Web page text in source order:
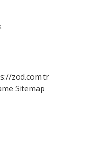
zod.com.tr
Sitemap